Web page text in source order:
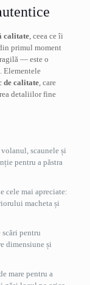
calitate, ceea ce îi
primul moment
— este o
Elementele
de calitate, care
detaliilor fine
scaunele și
pentru a păstra
mai apreciate:
macheta și
pentru
dimensiune și
mare pentru a